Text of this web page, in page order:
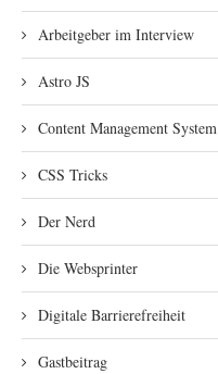
Arbeitgeber im Interview
Astro JS
Content Management System
CSS Tricks
Der Nerd
Die Websprinter
Digitale Barrierefreiheit
Gastbeitrag